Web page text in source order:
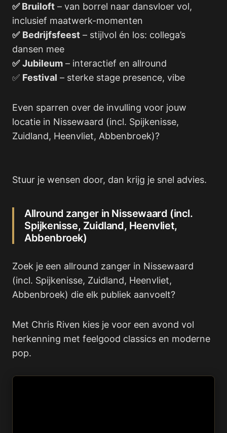
✅ Bruiloft – van borrel naar dansvloer vol,
inclusief maatwerk-momenten
✅ Bedrijfsfeest – stijlvol én los: collega’s
dansen mee
✅ Jubileum – interactief en allround
✅ Festival – sterke stage presence, vibe
Even sparren over de invulling voor jouw
locatie in Nissewaard (incl. Spijkenisse,
Zuidland, Heenvliet, Abbenbroek)?
Stuur je wensen door, dan krijg je snel advies.
Allround zanger in Nissewaard (incl.
Spijkenisse, Zuidland, Heenvliet,
Abbenbroek)
Zoek je een allround zanger in Nissewaard
(incl. Spijkenisse, Zuidland, Heenvliet,
Abbenbroek) die elk publiek aanvoelt?
Met Chris Riven kies je voor een avond vol
herkenning met feelgood classics en moderne
pop.